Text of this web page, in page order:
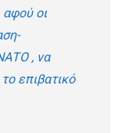
οι
, να
επιβατικό